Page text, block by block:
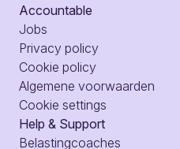
Accountable
Jobs
Privacy policy
Cookie policy
Algemene voorwaarden
Cookie settings
Help & Support
Belastingcoaches